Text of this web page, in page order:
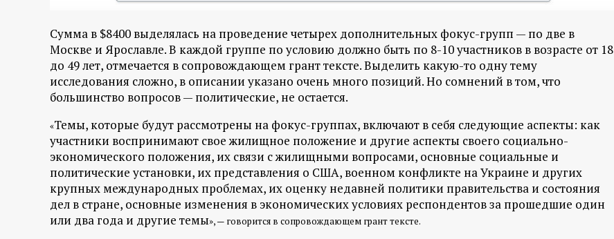
Сумма в $8400 выделялась на проведение четырех дополнительных фокус-групп — по две в
Москве и Ярославле. В каждой группе по условию должно быть по 8-10 участников в возрасте от 18
до 49 лет, отмечается в сопровождающем грант тексте. Выделить какую-то одну тему
исследования сложно, в описании указано очень много позиций. Но сомнений в том, что
большинство вопросов — политические, не остается.
«Темы, которые будут рассмотрены на фокус-группах, включают в себя следующие аспекты: как
участники воспринимают свое жилищное положение и другие аспекты своего социально-
экономического положения, их связи с жилищными вопросами, основные социальные и
политические установки, их представления о США, военном конфликте на Украине и других
крупных международных проблемах, их оценку недавней политики правительства и состояния
дел в стране, основные изменения в экономических условиях респондентов за прошедшие один
или два года и другие темы», — говорится в сопровождающем грант тексте.